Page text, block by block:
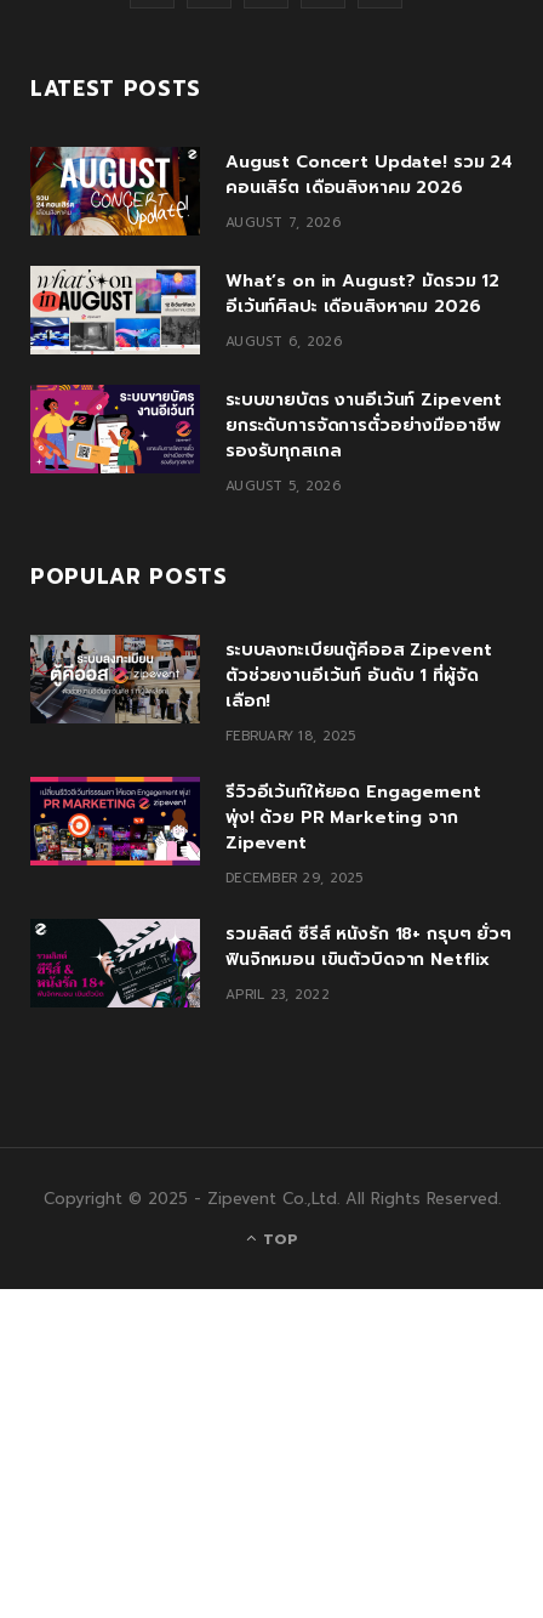
c
b
o
k
l
l
u
s
a
a
m
u
LATEST POSTS
August Concert Update! รวม 24
คอนเสิร์ต เดือนสิงหาคม 2026
AUGUST 7, 2026
What’s on in August? มัดรวม 12
อีเว้นท์ศิลปะ เดือนสิงหาคม 2026
AUGUST 6, 2026
ระบบขายบัตร งานอีเว้นท์ Zipevent
ยกระดับการจัดการตั๋วอย่างมืออาชีพ
รองรับทุกสเกล
AUGUST 5, 2026
POPULAR POSTS
ระบบลงทะเบียนตู้คีออส Zipevent
ตัวช่วยงานอีเว้นท์ อันดับ 1 ที่ผู้จัด
เลือก!
FEBRUARY 18, 2025
รีวิวอีเว้นท์ให้ยอด Engagement
พุ่ง! ด้วย PR Marketing จาก
Zipevent
DECEMBER 29, 2025
รวมลิสต์ ซีรีส์ หนังรัก 18+ กรุบๆ ยั่วๆ
ฟินจิกหมอน เขินตัวบิดจาก Netflix
APRIL 23, 2022
Copyright © 2025 - Zipevent Co.,Ltd. All Rights Reserved.
TOP